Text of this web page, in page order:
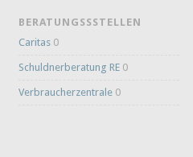
BERATUNGSSSTELLEN
Caritas 0
Schuldnerberatung RE 0
Verbraucherzentrale 0